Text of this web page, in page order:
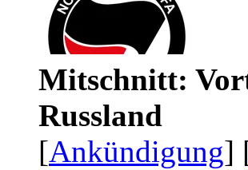
Mitschnitt:
Russland
[Ankündigung]